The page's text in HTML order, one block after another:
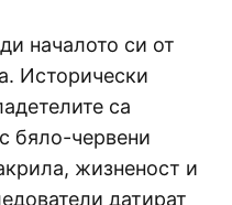
началото си от
Исторически
са
бяло-червени
жизненост и
датират